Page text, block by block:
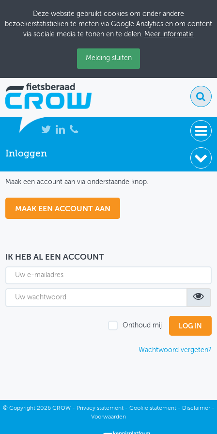
Deze website gebruikt cookies om onder andere
bezoekerstatistieken te meten via Google Analytics en om content
via sociale media te tonen en te delen. Meer informatie
Melding sluiten
NIEUWS
THEMASITES
MIJN PROFIEL
GEBRUIKER
Inloggen
Maak een account aan via onderstaande knop.
MAAK EEN ACCOUNT AAN
IK HEB AL EEN ACCOUNT
Onthoud mij
Wachtwoord vergeten?
© Copyright2026 CROW - Privacy statement- Cookie statement- Disclaimer-
Voorwaarden